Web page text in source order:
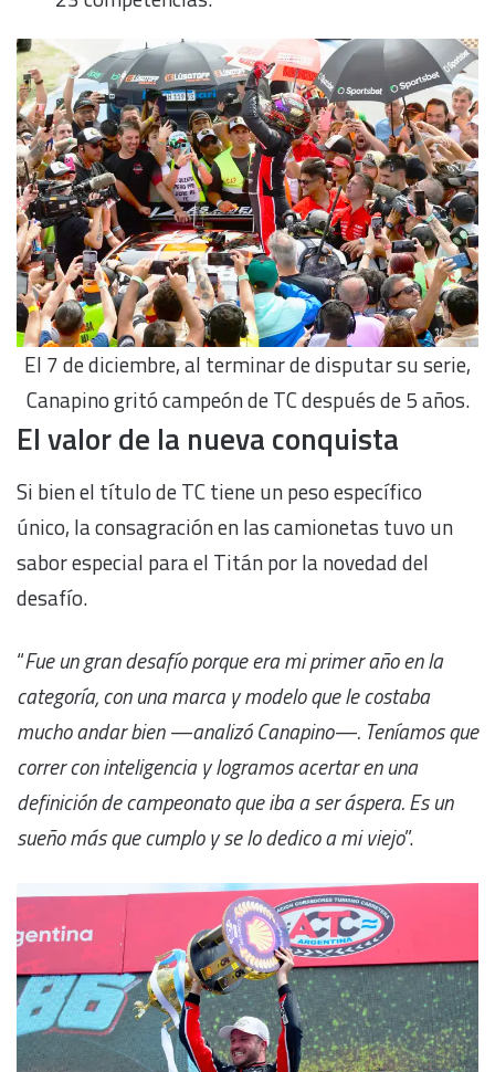
El 7 de diciembre, al terminar de disputar su serie,
Canapino gritó campeón de TC después de 5 años.
El valor de la nueva conquista
Si bien el título de TC tiene un peso específico
único, la consagración en las camionetas tuvo un
sabor especial para el Titán por la novedad del
desafío.
“Fue un gran desafío porque era mi primer año en la
categoría, con una marca y modelo que le costaba
mucho andar bien —analizó Canapino—. Teníamos que
correr con inteligencia y logramos acertar en una
definición de campeonato que iba a ser áspera. Es un
sueño más que cumplo y se lo dedico a mi viejo”.